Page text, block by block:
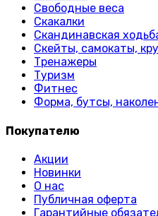
Свободные веса
Скакалки
Скандинавская
Скейты, самокаты,
Тренажеры
Туризм
Фитнес
Форма, бутсы,
Покупателю
Акции
Новинки
О нас
Публичная оферта
Гарантийные